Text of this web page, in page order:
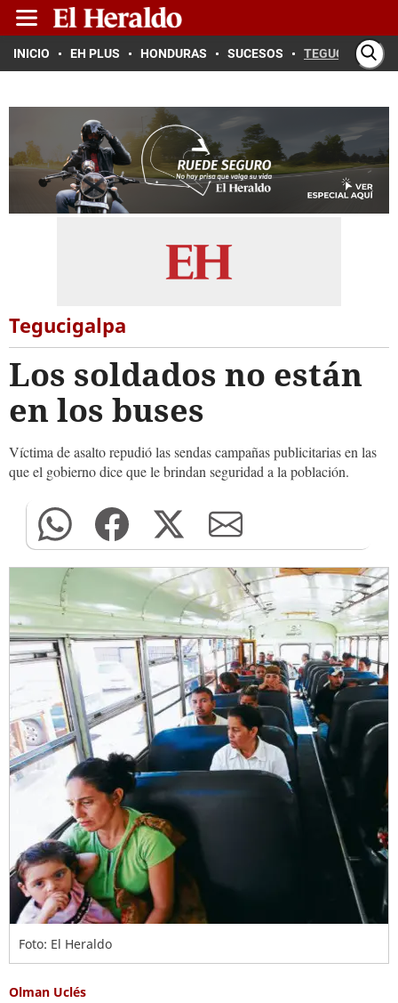
INICIO EH PLUS HONDURAS SUCESOS TEGUCIGALPA
Tegucigalpa
Los soldados no están
en los buses
Víctima de asalto repudió las sendas campañas publicitarias en las
que el gobierno dice que le brindan seguridad a la población.
Foto: El Heraldo
Olman Uclés